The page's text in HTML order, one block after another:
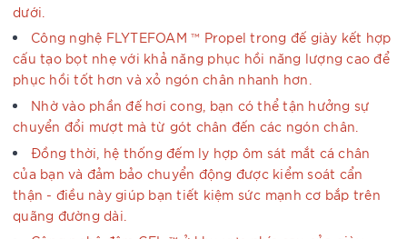
dưới.
Công nghệ FLYTEFOAM ™ Propel trong đế giày kết hợp
cấu tạo bọt nhẹ với khả năng phục hồi năng lượng cao để
phục hồi tốt hơn và xỏ ngón chân nhanh hơn.
Nhờ vào phần đế hơi cong, bạn có thể tận hưởng sự
chuyển đổi mượt mà từ gót chân đến các ngón chân.
Đồng thời, hệ thống đếm ly hợp ôm sát mắt cá chân
của bạn và đảm bảo chuyển động được kiểm soát cẩn
thận - điều này giúp bạn tiết kiệm sức mạnh cơ bắp trên
quãng đường dài.